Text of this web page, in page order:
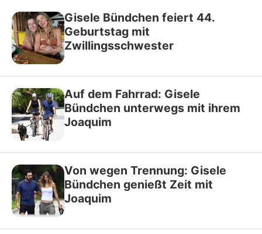
Gisele Bündchen feiert 44.
Geburtstag mit
Zwillingsschwester
Auf dem Fahrrad: Gisele
Bündchen unterwegs mit ihrem
Joaquim
Von wegen Trennung: Gisele
Bündchen genießt Zeit mit
Joaquim